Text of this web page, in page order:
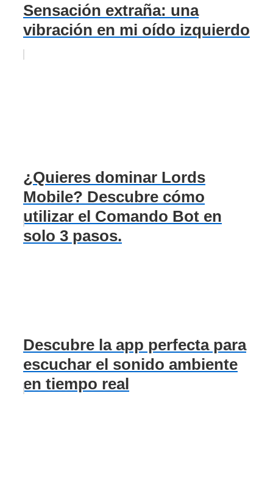
Sensación extraña: una
vibración en mi oído izquierdo
¿Quieres dominar Lords
Mobile? Descubre cómo
utilizar el Comando Bot en
solo 3 pasos.
Descubre la app perfecta para
escuchar el sonido ambiente
en tiempo real